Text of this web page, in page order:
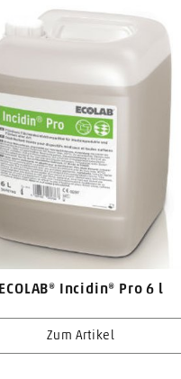
ECOLAB® Incidin® Pro 6 l
Zum Artikel